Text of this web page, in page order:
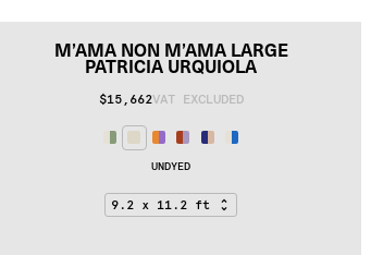
M’AMA NON M’AMA LARGE
PATRICIA URQUIOLA
$15,662VAT EXCLUDED
UNDYED